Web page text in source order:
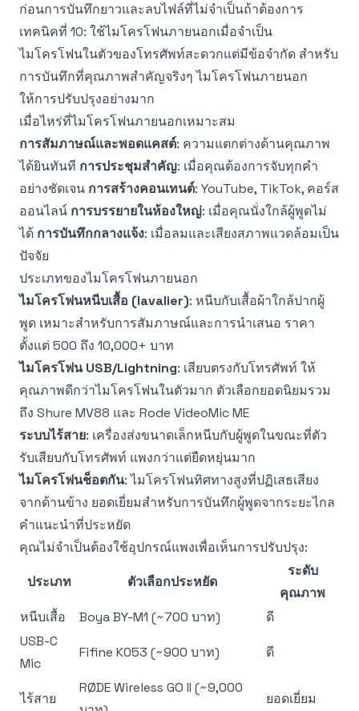
ก่อนการบันทึกยาวและลบไฟล์ที่ไม่จำเป็นถ้าต้องการ
เทคนิคที่ 10: ใช้ไมโครโฟนภายนอกเมื่อจำเป็น
ไมโครโฟนในตัวของโทรศัพท์สะดวกแต่มีข้อจำกัด สำหรับ
การบันทึกที่คุณภาพสำคัญจริงๆ ไมโครโฟนภายนอก
ให้การปรับปรุงอย่างมาก
เมื่อไหร่ที่ไมโครโฟนภายนอกเหมาะสม
การสัมภาษณ์และพอดแคสต์: ความแตกต่างด้านคุณภาพ
ได้ยินทันที การประชุมสำคัญ: เมื่อคุณต้องการจับทุกคำ
อย่างชัดเจน การสร้างคอนเทนต์: YouTube, TikTok, คอร์ส
ออนไลน์ การบรรยายในห้องใหญ่: เมื่อคุณนั่งใกล้ผู้พูดไม่
ได้ การบันทึกกลางแจ้ง: เมื่อลมและเสียงสภาพแวดล้อมเป็น
ปัจจัย
ประเภทของไมโครโฟนภายนอก
ไมโครโฟนหนีบเสื้อ (lavalier): หนีบกับเสื้อผ้าใกล้ปากผู้
พูด เหมาะสำหรับการสัมภาษณ์และการนำเสนอ ราคา
ตั้งแต่ 500 ถึง 10,000+ บาท
ไมโครโฟน USB/Lightning: เสียบตรงกับโทรศัพท์ ให้
คุณภาพดีกว่าไมโครโฟนในตัวมาก ตัวเลือกยอดนิยมรวม
ถึง Shure MV88 และ Rode VideoMic ME
ระบบไร้สาย: เครื่องส่งขนาดเล็กหนีบกับผู้พูดในขณะที่ตัว
รับเสียบกับโทรศัพท์ แพงกว่าแต่ยืดหยุ่นมาก
ไมโครโฟนช็อตกัน: ไมโครโฟนทิศทางสูงที่ปฏิเสธเสียง
จากด้านข้าง ยอดเยี่ยมสำหรับการบันทึกผู้พูดจากระยะไกล
คำแนะนำที่ประหยัด
คุณไม่จำเป็นต้องใช้อุปกรณ์แพงเพื่อเห็นการปรับปรุง:
ประเภท ตัวเลือกประหยัด
ระดับ
คุณภาพ
หนีบเสื้อ
Boya BY-M1 (~700 บาท)
ดี
USB-C
Mic
Fifine K053 (~900 บาท) ดี
ไร้สาย
RØDE Wireless GO II (~9,000
ยอดเยี่ยม